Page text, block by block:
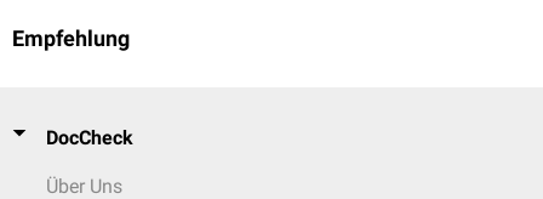
Empfehlung
DocCheck
Über Uns